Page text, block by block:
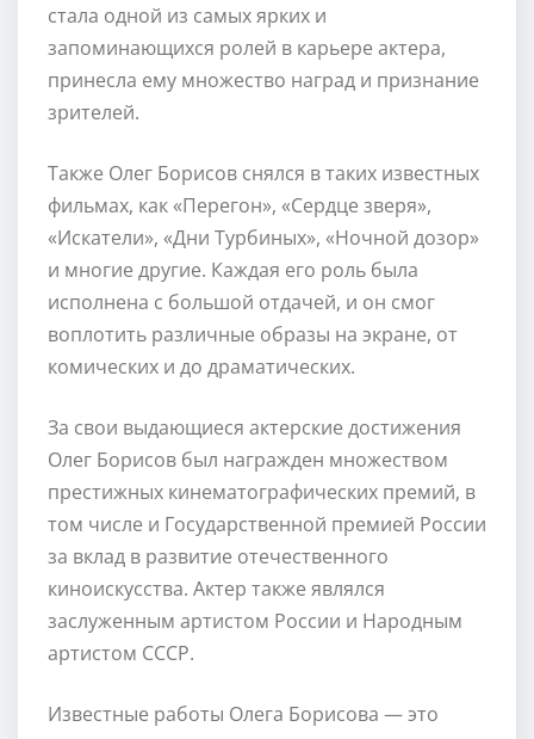
стала одной из самых ярких и
запоминающихся ролей в карьере актера,
принесла ему множество наград и признание
зрителей.
Также Олег Борисов снялся в таких известных
фильмах, как «Перегон», «Сердце зверя»,
«Искатели», «Дни Турбиных», «Ночной дозор»
и многие другие. Каждая его роль была
исполнена с большой отдачей, и он смог
воплотить различные образы на экране, от
комических и до драматических.
За свои выдающиеся актерские достижения
Олег Борисов был награжден множеством
престижных кинематографических премий, в
том числе и Государственной премией России
за вклад в развитие отечественного
киноискусства. Актер также являлся
заслуженным артистом России и Народным
артистом СССР.
Известные работы Олега Борисова — это